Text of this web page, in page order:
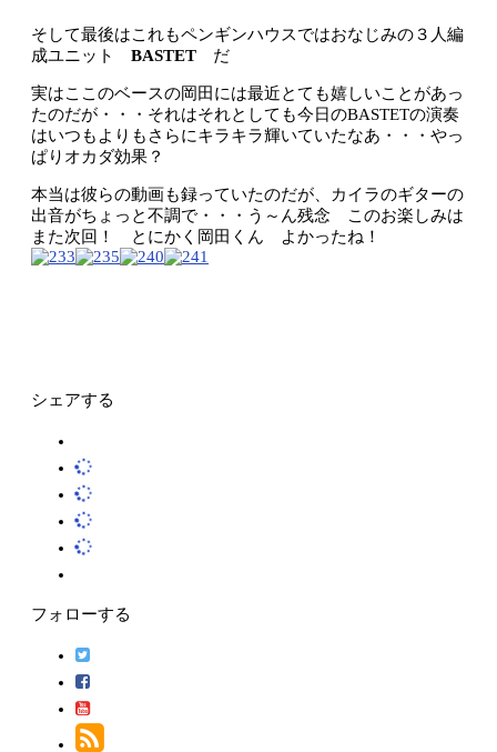
そして最後はこれもペンギンハウスではおなじみの３人編
成ユニット BASTET だ
実はここのベースの岡田には最近とても嬉しいことがあっ
たのだが・・・それはそれとしても今日のBASTETの演奏
はいつもよりもさらにキラキラ輝いていたなあ・・・やっ
ぱりオカダ効果？
本当は彼らの動画も録っていたのだが、カイラのギターの
出音がちょっと不調で・・・う～ん残念 このお楽しみは
また次回！ とにかく岡田くん よかったね！
シェアする
フォローする